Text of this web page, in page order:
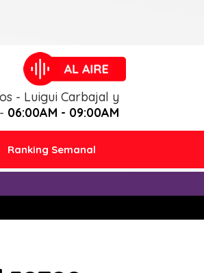
- Luigui Carbajal y
06:00AM - 09:00AM
Ranking Semanal